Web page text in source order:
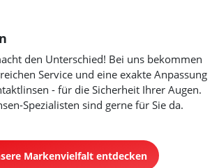
den Unterschied! Bei uns bekommen
Service und eine exakte Anpassung
- für die Sicherheit Ihrer Augen.
Spezialisten sind gerne für Sie da.
Markenvielfalt entdecken